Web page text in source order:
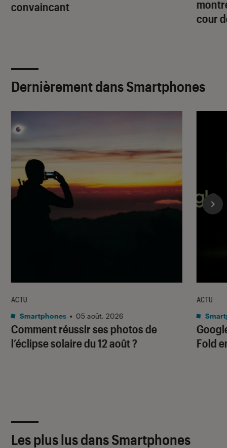
convaincant
cour
Dernièrement dans Smartphones
Comment réussir ses photos de
l’éclipse solaire du 12 août ?
ACTU
Smartphones • 05 août. 2026
Fold
ACTU
Les plus lus dans Smartphones